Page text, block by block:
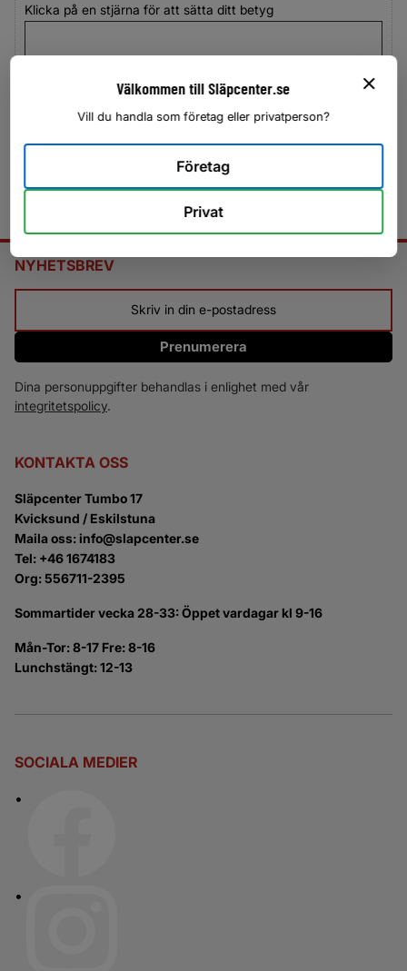
Klicka på en stjärna för att sätta ditt betyg
NYHETSBREV
Prenumerera
Dina personuppgifter behandlas i enlighet med vår
integritetspolicy.
KONTAKTA OSS
Släpcenter Tumbo 17
Kvicksund / Eskilstuna
Maila oss: info@slapcenter.se
Tel: +46 1674183
Org: 556711-2395
Sommartider vecka 28-33: Öppet vardagar kl 9-16
Mån-Tor: 8-17 Fre: 8-16
Lunchstängt: 12-13
SOCIALA MEDIER
Välkommen till Släpcenter.se
Vill du handla som företag eller privatperson?
Företag
Privat